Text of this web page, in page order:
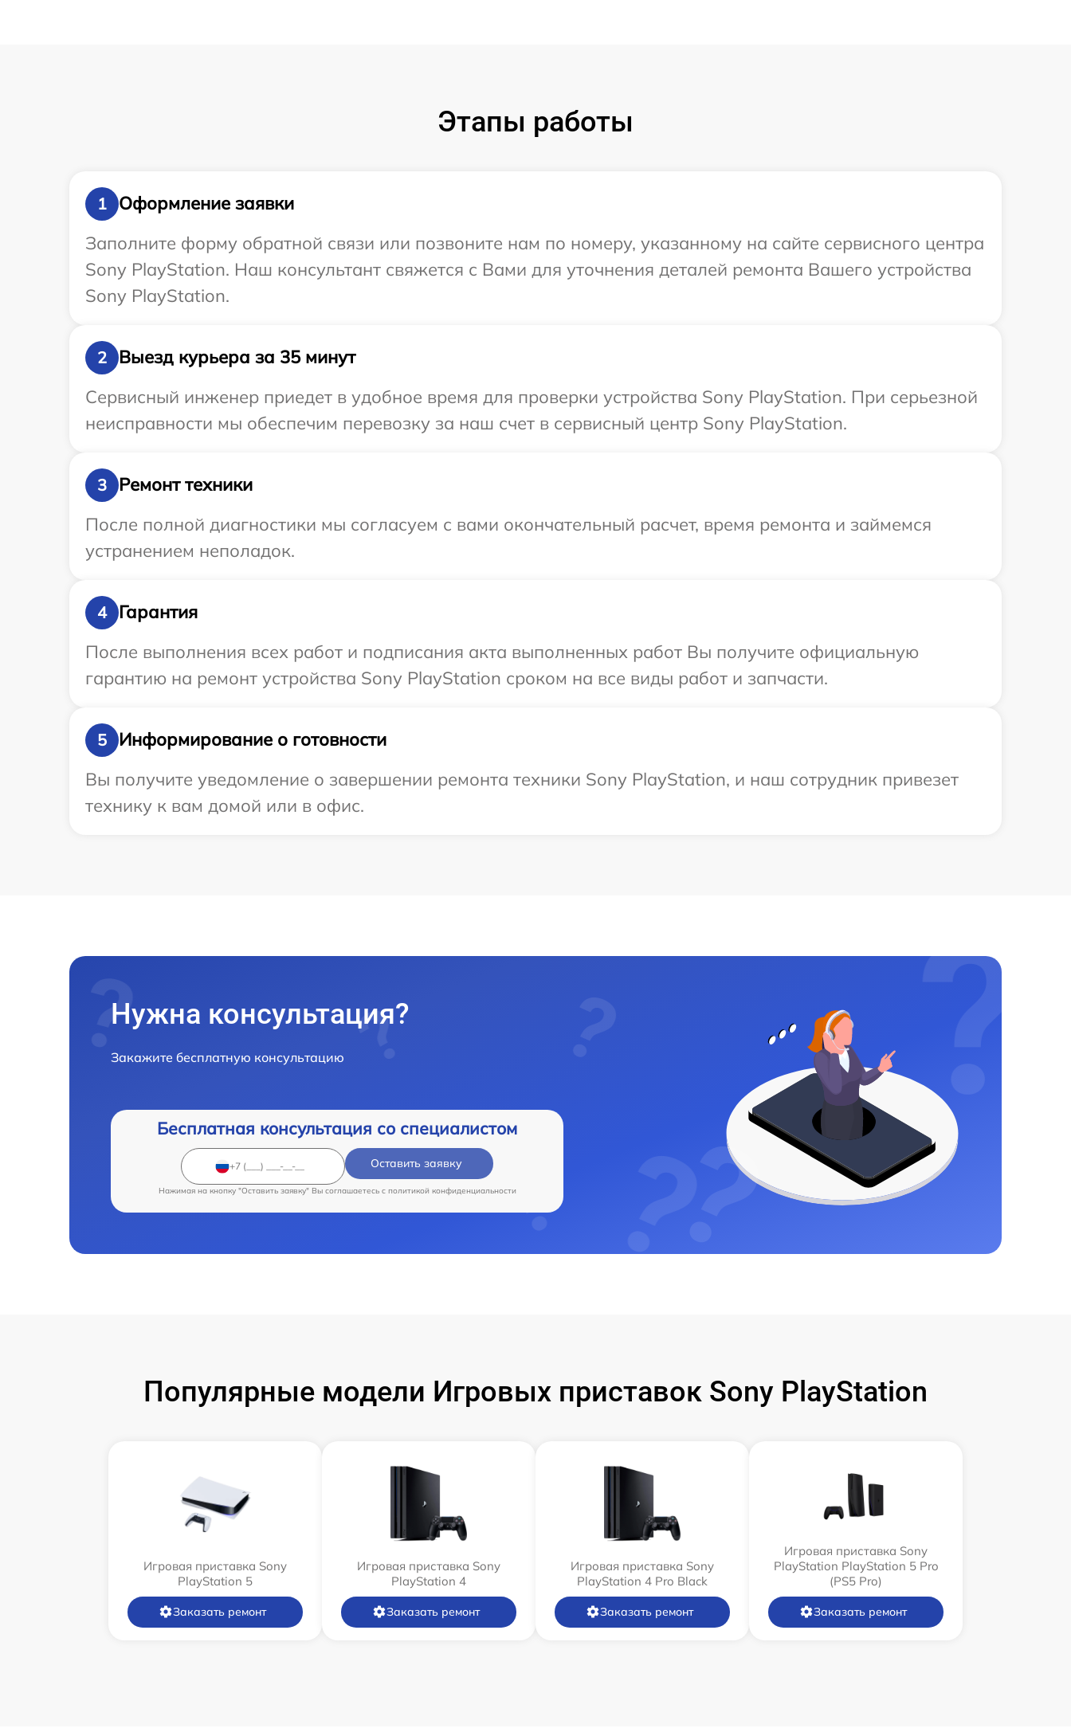
Этапы работы
1
Оформление заявки
Заполните форму обратной связи или позвоните нам по номеру, указанному на сайте сервисного центра
Sony PlayStation. Наш консультант свяжется с Вами для уточнения деталей ремонта Вашего устройства
Sony PlayStation.
2
Выезд курьера за 35 минут
Сервисный инженер приедет в удобное время для проверки устройства Sony PlayStation. При серьезной
неисправности мы обеспечим перевозку за наш счет в сервисный центр Sony PlayStation.
3
Ремонт техники
После полной диагностики мы согласуем с вами окончательный расчет, время ремонта и займемся
устранением неполадок.
4
Гарантия
После выполнения всех работ и подписания акта выполненных работ Вы получите официальную
гарантию на ремонт устройства Sony PlayStation сроком на все виды работ и запчасти.
5
Информирование о готовности
Вы получите уведомление о завершении ремонта техники Sony PlayStation, и наш сотрудник привезет
технику к вам домой или в офис.
Нужна консультация?
Закажите бесплатную консультацию
Бесплатная консультация со специалистом
Оставить заявку
Нажимая на кнопку "Оставить заявку" Вы соглашаетесь c политикой конфиденциальности
Популярные модели Игровых приставок Sony PlayStation
Игровая приставка Sony
PlayStation 5
Заказать ремонт
Игровая приставка Sony
PlayStation 4
Заказать ремонт
Игровая приставка Sony
PlayStation 4 Pro Black
Заказать ремонт
Игровая приставка Sony
PlayStation PlayStation 5 Pro
(PS5 Pro)
Заказать ремонт